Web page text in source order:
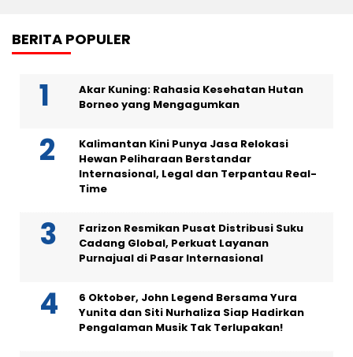
pos
BERITA POPULER
Akar Kuning: Rahasia Kesehatan Hutan
Borneo yang Mengagumkan
Kalimantan Kini Punya Jasa Relokasi
Hewan Peliharaan Berstandar
Internasional, Legal dan Terpantau Real-
Time
Farizon Resmikan Pusat Distribusi Suku
Cadang Global, Perkuat Layanan
Purnajual di Pasar Internasional
6 Oktober, John Legend Bersama Yura
Yunita dan Siti Nurhaliza Siap Hadirkan
Pengalaman Musik Tak Terlupakan!